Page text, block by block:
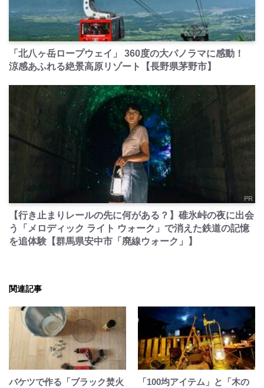
PR
「北八ヶ岳ロープウェイ」 360度の大パノラマに感動！
涼感あふれる絶景高原リゾート【長野県茅野市】
PR
【行き止まりレールの先に何がある？】碓氷峠の夜に出会
う「メロディック ライト ウォーク」で消えた鉄道の記憶
を追体験【群馬県安中市「廃線ウォーク」】
関連記事
バケツで作る「ブラック焚火
「100均アイテム」と「木の